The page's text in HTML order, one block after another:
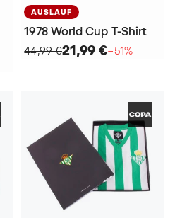
AUSLAUF
1978 World Cup T-Shirt
44,99 €21,99 €−51%